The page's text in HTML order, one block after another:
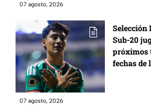
07 agosto, 2026
Selección
Sub-20
próximos
fechas de
07 agosto, 2026